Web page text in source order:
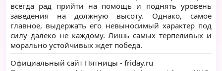
всегда рад прийти на помощь и поднять уровень
заведения на должную высоту. Однако, самое
главное, выдержать его невыносимый характер под
силу далеко не каждому. Лишь самых терпеливых и
морально устойчивых ждет победа.
Официальный сайт Пятницы - friday.ru